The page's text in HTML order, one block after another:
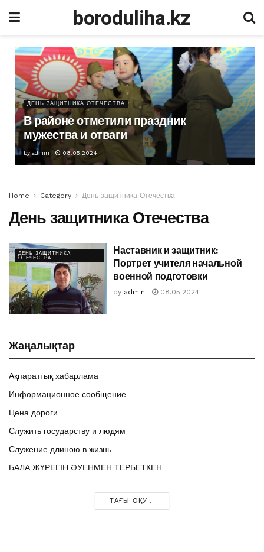
boroduliha.kz
ДЕНЬ ЗАЩИТНИКА ОТЕЧЕСТВА
В районе отметили праздник
мужества и отваги
by admin 08.05.2024
Home Category День защитника Отечества
День защитника Отечества
ДЕНЬ ЗАЩИТНИКА
ОТЕЧЕСТВА
Наставник и защитник:
Портрет учителя начальной
военной подготовки
by admin 08.05.2024
Жаңалықтар
Ақпараттық хабарлама
Информационное сообщение
Цена дороги
Служить государству и людям
Служение длиною в жизнь
БАЛА ЖҮРЕГІН ӘУЕНМЕН ТЕРБЕТКЕН
ТАҒЫ ОҚУ...